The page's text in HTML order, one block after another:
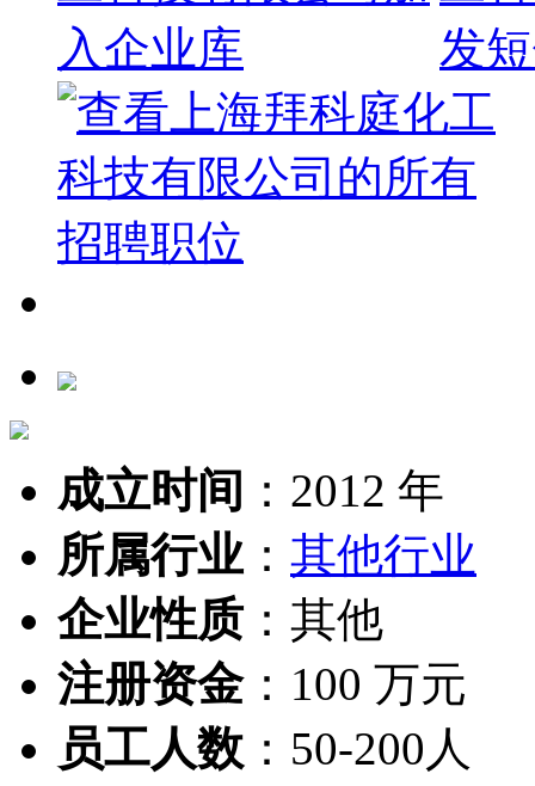
成立时间 ： 2012 年
所属行业： 其他行业
企业性质： 其他
注册资金： 100 万元
员工人数 ： 50-200人